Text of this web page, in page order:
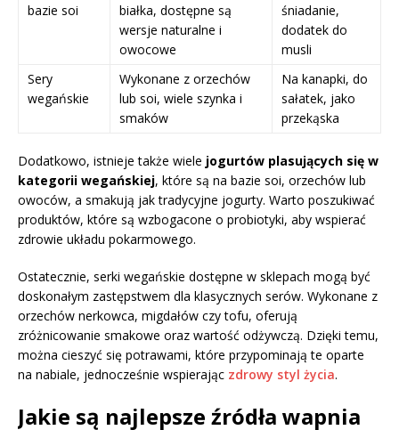
bazie soi
białka, dostępne są
wersje naturalne i
owocowe
śniadanie,
dodatek do
musli
Sery
wegańskie
Wykonane z orzechów
lub soi, wiele szynka i
smaków
Na kanapki, do
sałatek, jako
przekąska
Dodatkowo, istnieje także wiele jogurtów plasujących się w
kategorii wegańskiej, które są na bazie soi, orzechów lub
owoców, a smakują jak tradycyjne jogurty. Warto poszukiwać
produktów, które są wzbogacone o probiotyki, aby wspierać
zdrowie układu pokarmowego.
Ostatecznie, serki wegańskie dostępne w sklepach mogą być
doskonałym zastępstwem dla klasycznych serów. Wykonane z
orzechów nerkowca, migdałów czy tofu, oferują
zróżnicowanie smakowe oraz wartość odżywczą. Dzięki temu,
można cieszyć się potrawami, które przypominają te oparte
na nabiale, jednocześnie wspierając zdrowy styl życia.
Jakie są najlepsze źródła wapnia